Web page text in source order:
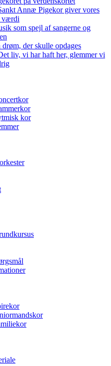
Annæ Pigekor giver vores
værdi
som spejl af sangerne og
drøm, der skulle opdages
liv, vi har haft her, glemmer vi
kor